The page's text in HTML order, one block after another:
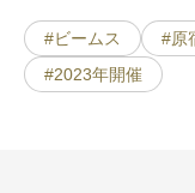
#ビームス #原
#2023年開催